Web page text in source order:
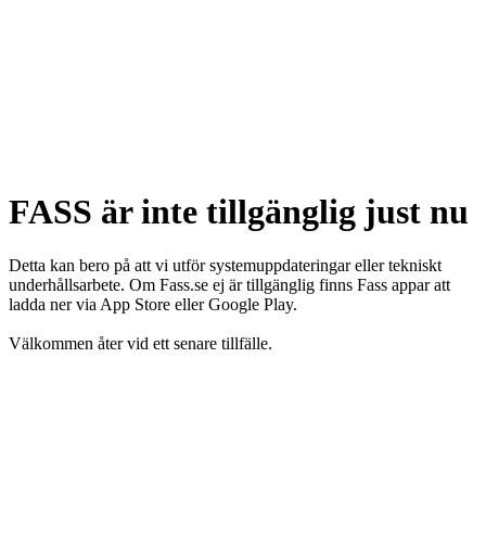
FASS är inte tillgänglig just nu
Detta kan bero på att vi utför systemuppdateringar eller tekniskt
underhållsarbete. Om Fass.se ej är tillgänglig finns Fass appar att
ladda ner via App Store eller Google Play.
Välkommen åter vid ett senare tillfälle.